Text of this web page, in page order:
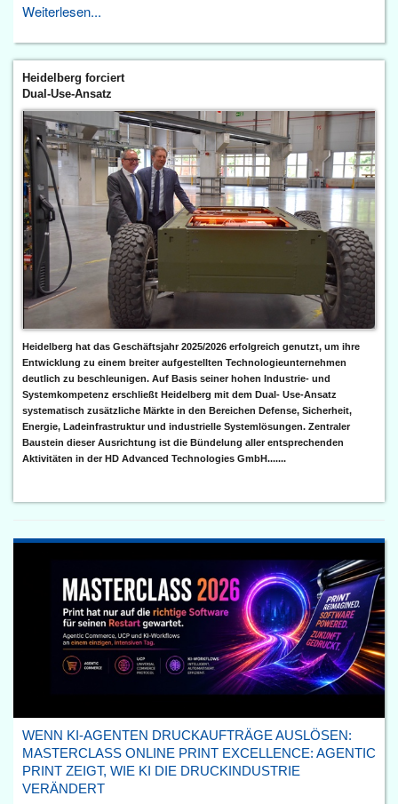
Weiterlesen...
Heidelberg forciert
Dual-Use-Ansatz
Heidelberg hat das Geschäftsjahr 2025/2026 erfolgreich genutzt, um ihre
Entwicklung zu einem breiter aufgestellten Technologieunternehmen
deutlich zu beschleunigen. Auf Basis seiner hohen Industrie- und
Systemkompetenz erschließt Heidelberg mit dem Dual- Use-Ansatz
systematisch zusätzliche Märkte in den Bereichen Defense, Sicherheit,
Energie, Ladeinfrastruktur und industrielle Systemlösungen. Zentraler
Baustein dieser Ausrichtung ist die Bündelung aller entsprechenden
Aktivitäten in der HD Advanced Technologies GmbH.......
WENN KI-AGENTEN DRUCKAUFTRÄGE AUSLÖSEN:
MASTERCLASS ONLINE PRINT EXCELLENCE: AGENTIC
PRINT ZEIGT, WIE KI DIE DRUCKINDUSTRIE
VERÄNDERT